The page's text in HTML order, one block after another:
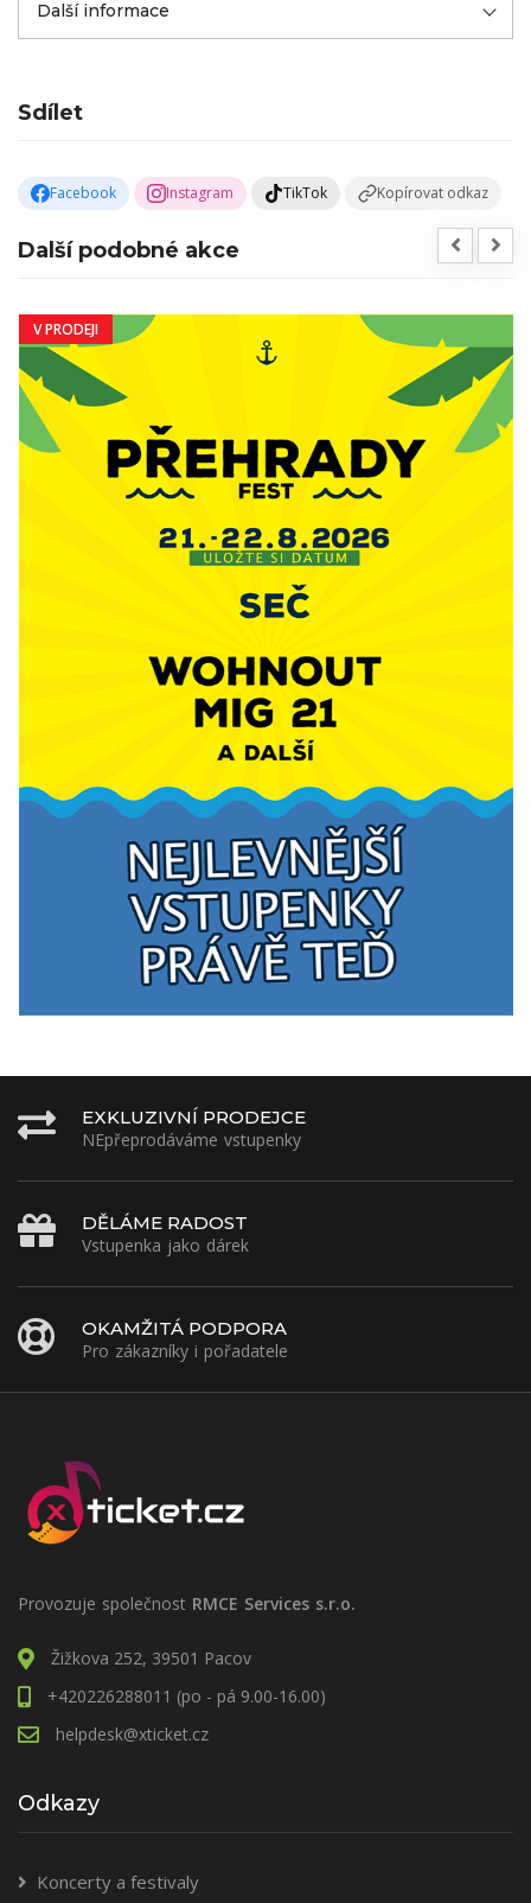
Další informace
Sdílet
Facebook Instagram TikTok Kopírovat odkaz
Další podobné akce
V PRODEJI
EXKLUZIVNÍ PRODEJCE
NEpřeprodáváme vstupenky
DĚLÁME RADOST
Vstupenka jako dárek
OKAMŽITÁ PODPORA
Pro zákazníky i pořadatele
Provozuje společnost RMCE Services s.r.o.
Žižkova 252, 39501 Pacov
+420226288011 (po - pá 9.00-16.00)
helpdesk@xticket.cz
Odkazy
Koncerty a festivaly